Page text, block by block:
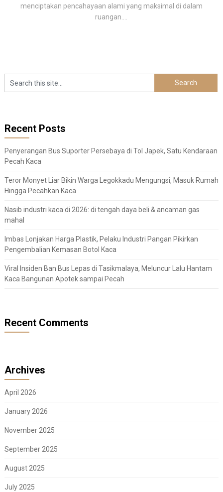
menciptakan pencahayaan alami yang maksimal di dalam
ruangan....
Recent Posts
Penyerangan Bus Suporter Persebaya di Tol Japek, Satu Kendaraan
Pecah Kaca
Teror Monyet Liar Bikin Warga Legokkadu Mengungsi, Masuk Rumah
Hingga Pecahkan Kaca
Nasib industri kaca di 2026: di tengah daya beli & ancaman gas
mahal
Imbas Lonjakan Harga Plastik, Pelaku Industri Pangan Pikirkan
Pengembalian Kemasan Botol Kaca
Viral Insiden Ban Bus Lepas di Tasikmalaya, Meluncur Lalu Hantam
Kaca Bangunan Apotek sampai Pecah
Recent Comments
Archives
April 2026
January 2026
November 2025
September 2025
August 2025
July 2025